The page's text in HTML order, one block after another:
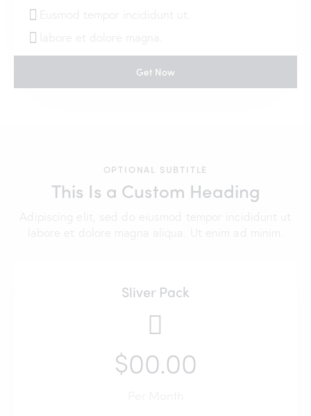
Eusmod tempor incididunt ut.
labore et dolore magna.
Get Now
OPTIONAL SUBTITLE
This Is a Custom Heading
Adipiscing elit, sed do eiusmod tempor incididunt ut
labore et dolore magna aliqua. Ut enim ad minim.
Sliver Pack
$00.00